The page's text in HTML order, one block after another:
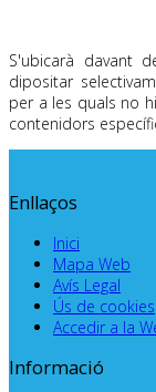
S'ubicarà davant
dipositar
per a les quals no
contenidors
Enllaços
Inici
Mapa Web
Avís Legal
Ús de cookies
Accedir a la
Informació